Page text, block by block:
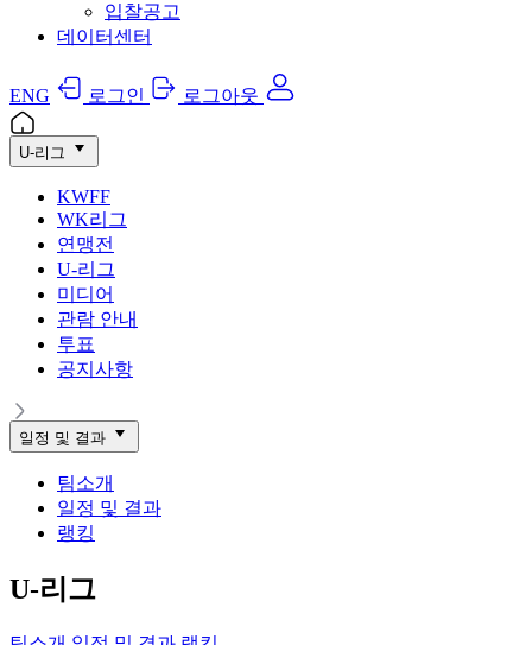
입찰공고
데이터센터
ENG 로그인 로그아웃
U-리그
KWFF
WK리그
연맹전
U-리그
미디어
관람 안내
투표
공지사항
일정 및 결과
팀소개
일정 및 결과
랭킹
U-리그